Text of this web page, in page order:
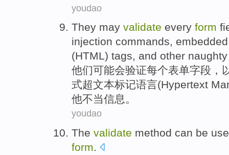
youdao
They may validate every form
injection commands, embedded
(HTML) tags, and other
他们可能会验证每个表单字段 ，
式超文本标记语言(Hypertext
他不当信息。
youdao
The validate method can be
form.